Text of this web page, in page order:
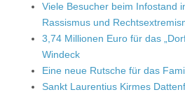
Viele Besucher beim Infostand
Rassismus und
3,74 Millionen Euro für das
Windeck
Eine neue Rutsche für das
Sankt Laurentius Kirmes